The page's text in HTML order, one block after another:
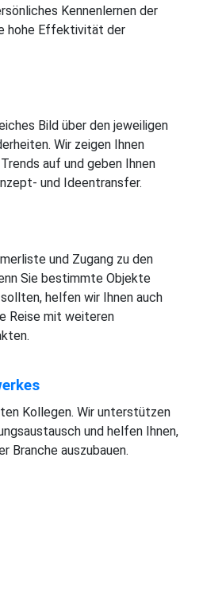
Kennenlernen der
hohe Effektivität der
Bild über den jeweiligen
Wir zeigen Ihnen
auf und geben Ihnen
und Ideentransfer.
und Zugang zu den
Sie bestimmte Objekte
helfen wir Ihnen auch
Reise mit weiteren
Kollegen. Wir unterstützen
und helfen Ihnen,
Branche auszubauen.